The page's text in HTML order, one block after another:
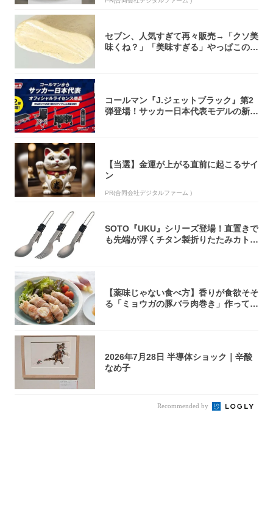
セブン、人気すぎて再々販売→「クソ美
味くね？」「美味すぎる」やっぱこのク
コールマン『J.ジェットブラック』第2
弾登場！サッカー日本代表モデルの新作
【当選】金運が上がる直前に起こるサイ
ン
PR(合同会社デジタルファーム )
SOTO『UKU』シリーズ登場！直置きで
も先端が浮くチタン製折りたたみカトラ
【薬味じゃない食べ方】香りが食欲そそ
る「ミョウガの豚バラ肉巻き」作ってみ
2026年7月28日 半導体ショック｜辛酸
なめ子
Recommended by